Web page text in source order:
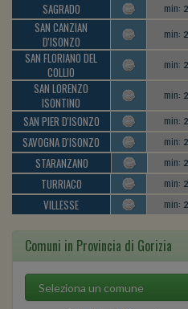
SAGRADO min:
SAN CANZIAN
D'ISONZO
min:
SAN FLORIANO DEL
COLLIO
min:
SAN LORENZO
ISONTINO
min:
SAN PIER D'ISONZO min:
SAVOGNA D'ISONZO min:
STARANZANO min:
TURRIACO min:
VILLESSE min:
Comuni in Provincia di Gorizia